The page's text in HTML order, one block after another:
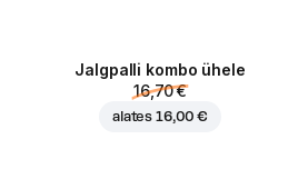
Jalgpalli kombo ühele
16,70 €
alates 16,00 €